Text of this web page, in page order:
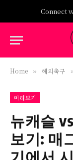
Connect
Home » 해외축구
미리보기
뉴캐슬
보기: 매